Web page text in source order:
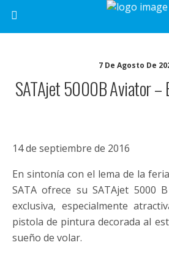
7 De Agosto De
SATAjet 5000B Aviator –
14 de septiembre de 2016
En sintonía con el lema de la
SATA ofrece su SATAjet 5000
exclusiva, especialmente
pistola de pintura decorada al
sueño de volar.